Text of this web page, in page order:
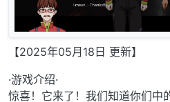
【2025年05月18日 更新】
·游戏介绍·
惊喜！它来了！我们知道你们中